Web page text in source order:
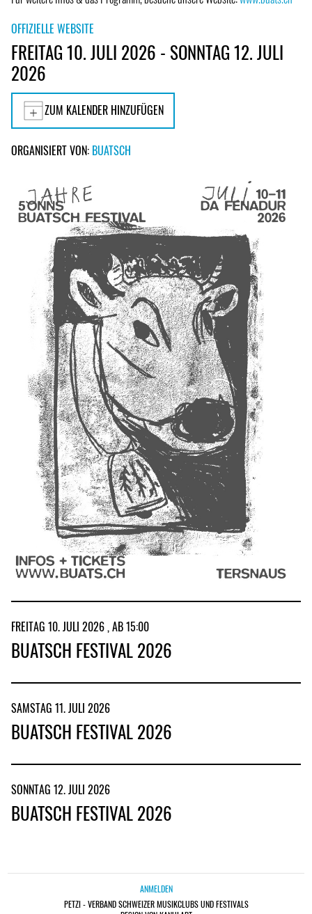
OFFIZIELLE WEBSITE
FREITAG 10. JULI 2026 - SONNTAG 12. JULI
2026
ZUM KALENDER HINZUFÜGEN
ORGANISIERT VON: BUATSCH
FREITAG 10. JULI 2026 , AB 15:00
BUATSCH FESTIVAL 2026
SAMSTAG 11. JULI 2026
BUATSCH FESTIVAL 2026
SONNTAG 12. JULI 2026
BUATSCH FESTIVAL 2026
ANMELDEN
PETZI - VERBAND SCHWEIZER MUSIKCLUBS UND FESTIVALS